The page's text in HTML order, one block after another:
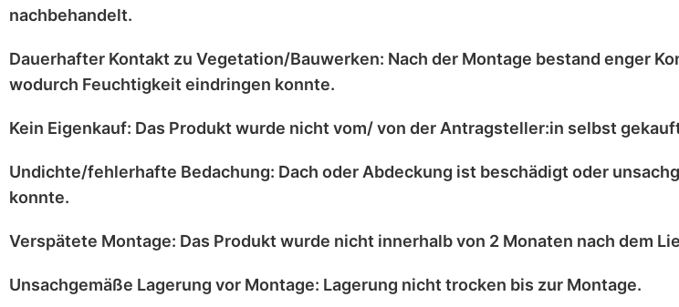
nachbehandelt.
Dauerhafter Kontakt zu Vegetation/Bauwerken: Nach der Montage bestand enger
wodurch Feuchtigkeit eindringen konnte.
Kein Eigenkauf: Das Produkt wurde nicht vom/ von der Antragsteller:in selbst
Undichte/fehlerhafte Bedachung: Dach oder Abdeckung ist beschädigt oder
konnte.
Verspätete Montage: Das Produkt wurde nicht innerhalb von 2 Monaten nach dem
Unsachgemäße Lagerung vor Montage: Lagerung nicht trocken bis zur Montage.